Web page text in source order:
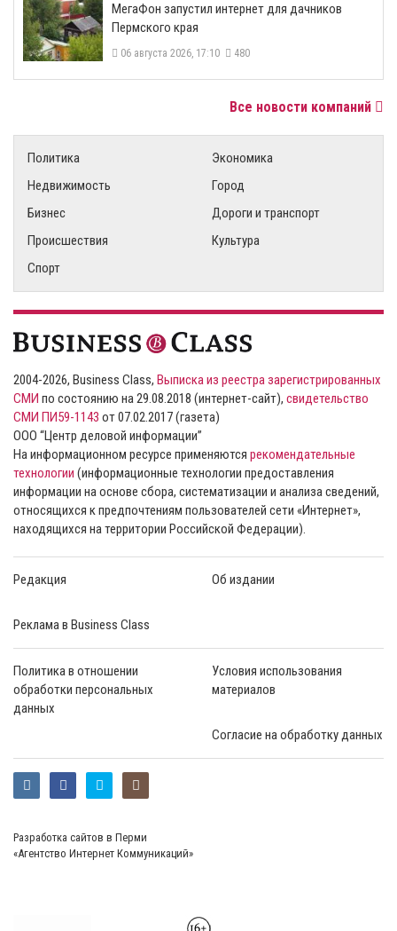
МегаФон запустил интернет для дачников
Пермского края
06 августа 2026, 17:10 480
Все новости компаний
Политика
Экономика
Недвижимость
Город
Бизнес
Дороги и транспорт
Происшествия
Культура
Спорт
2004-2026, Business Class, Выписка из реестра зарегистрированных
СМИ по состоянию на 29.08.2018 (интернет-сайт), свидетельство
СМИ ПИ59-1143 от 07.02.2017 (газета)
ООО “Центр деловой информации”
На информационном ресурсе применяются рекомендательные
технологии (информационные технологии предоставления
информации на основе сбора, систематизации и анализа сведений,
относящихся к предпочтениям пользователей сети «Интернет»,
находящихся на территории Российской Федерации).
Редакция Об издании
Реклама в Business Class
Политика в отношении
обработки персональных
данных
Условия использования
материалов
Согласие на обработку данных
Разработка сайтов в Перми
«Агентство Интернет Коммуникаций»